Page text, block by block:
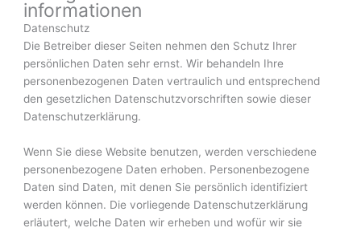
informationen
Datenschutz
Die Betreiber dieser Seiten nehmen den Schutz Ihrer
persönlichen Daten sehr ernst. Wir behandeln Ihre
personenbezogenen Daten vertraulich und entsprechend
den gesetzlichen Datenschutzvorschriften sowie dieser
Datenschutzerklärung.
Wenn Sie diese Website benutzen, werden verschiedene
personenbezogene Daten erhoben. Personenbezogene
Daten sind Daten, mit denen Sie persönlich identifiziert
werden können. Die vorliegende Datenschutzerklärung
erläutert, welche Daten wir erheben und wofür wir sie